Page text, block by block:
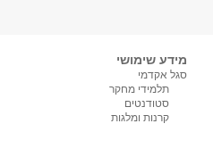
מידע שימושי
סגל אקדמי
תלמידי מחקר
סטודנטים
קרנות ומלגות